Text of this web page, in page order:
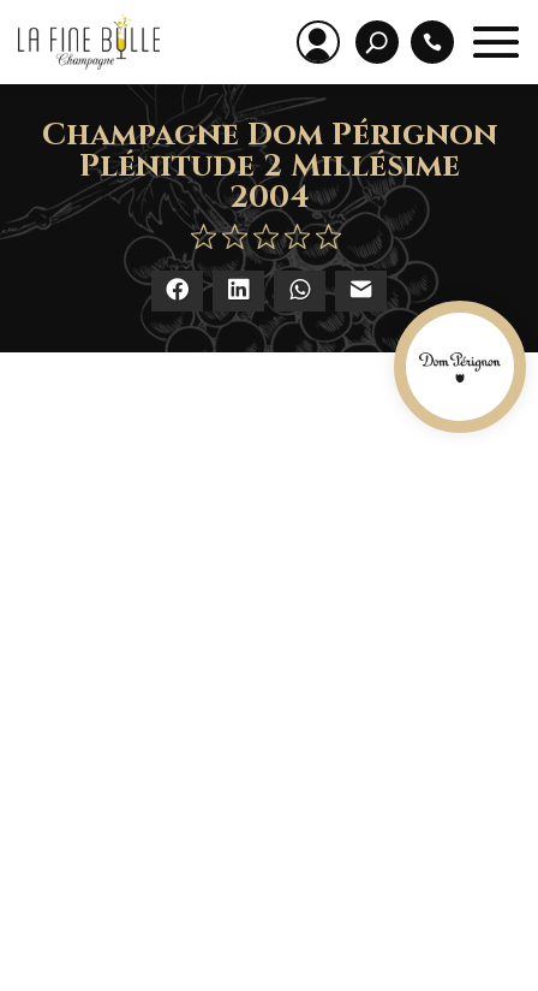
Champagne Dom Pérignon
Plénitude 2 Millésime
2004
Facebook LinkedIn WhatsApp E-mail